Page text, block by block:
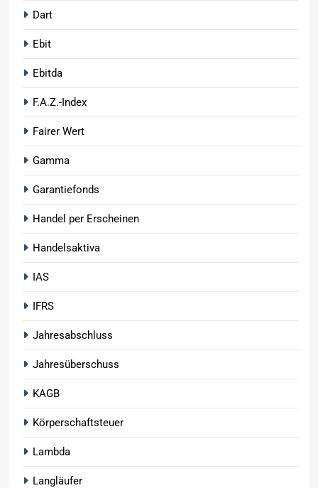
Dart
Ebit
Ebitda
F.A.Z.-Index
Fairer Wert
Gamma
Garantiefonds
Handel per Erscheinen
Handelsaktiva
IAS
IFRS
Jahresabschluss
Jahresüberschuss
KAGB
Körperschaftsteuer
Lambda
Langläufer